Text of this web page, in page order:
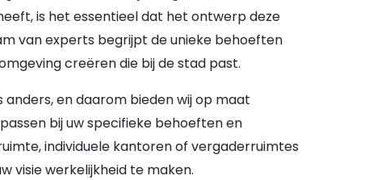
is het essentieel dat het ontwerp deze
van experts begrijpt de unieke behoeften
creëren die bij de stad past.
en daarom bieden wij op maat
bij uw specifieke behoeften en
individuele kantoren of vergaderruimtes
visie werkelijkheid te maken.